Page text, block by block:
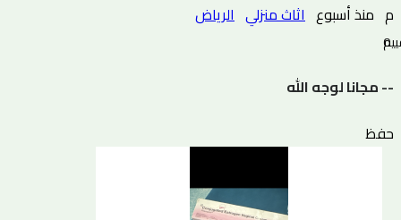
م منذ أسبوع اثاث منزلي الرياض
0 التقييم
-- مجانا لوجه الله
حفظ